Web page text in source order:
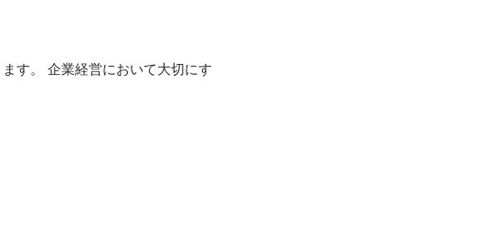
す。 企業経営において大切にす